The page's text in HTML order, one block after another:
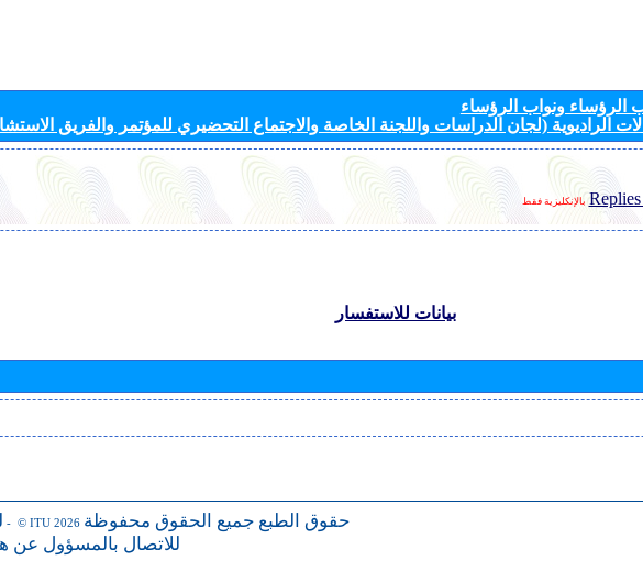
ونواب الرؤساء
الراديوية (لجان الدراسات واللجنة الخاصة والاجتماع التحضيري للمؤتمر والفريق
بالإنكليزية فقط
بيانات للاستفسار
- © ITU 2026 حقوق الطبع جميع الحقوق محفوظة
للاتصال بالمسؤول عن